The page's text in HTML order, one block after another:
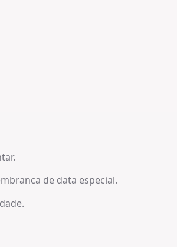
de data especial.